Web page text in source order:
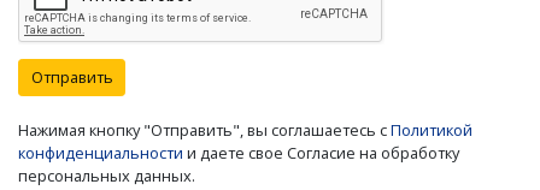
Отправить
Нажимая кнопку "Отправить", вы соглашаетесь сПолитикой
конфиденциальности и даете свое Согласие на обработку
персональных данных.